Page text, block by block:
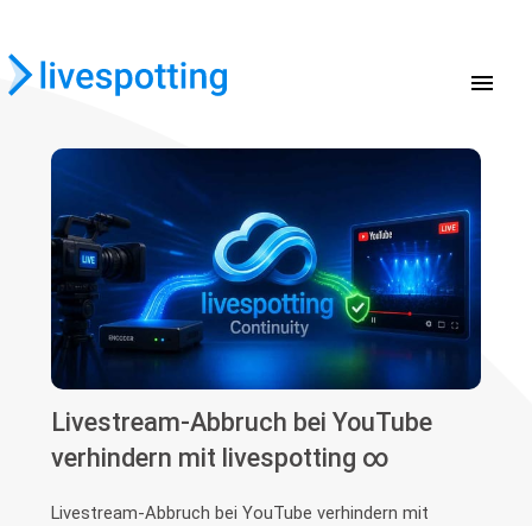
menu
Livestream-Abbruch bei YouTube
verhindern mit livespotting ∞
Livestream-Abbruch bei YouTube verhindern mit